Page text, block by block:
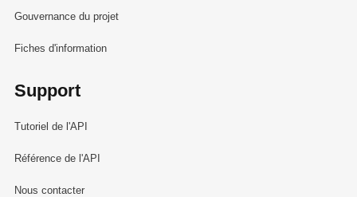
Gouvernance du projet
Fiches d'information
Support
Tutoriel de l'API
Référence de l'API
Nous contacter